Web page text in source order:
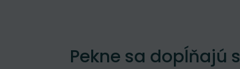
Pekne sa dopĺňajú s